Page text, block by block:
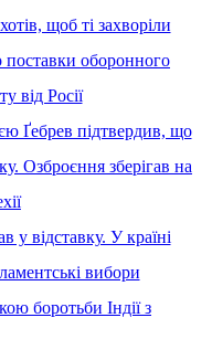
щоб ті захворіли
оборонного
від Росії
Ґебрев підтвердив, що
Озброєння зберігав на
у відставку. У країні
вибори
боротьби Індії з